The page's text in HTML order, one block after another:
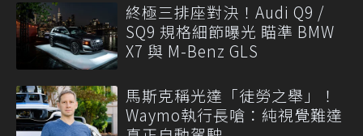
終極三排座對決！Audi Q9 /
SQ9 規格細節曝光 瞄準 BMW
X7 與 M-Benz GLS
馬斯克稱光達「徒勞之舉」！
Waymo執行長嗆：純視覺難達